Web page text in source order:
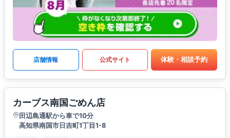
店舗情報 公式サイト 体験・相談予約
カーブス南国ごめん店
田辺島通駅から車で10分
高知県南国市日吉町1丁目1-8